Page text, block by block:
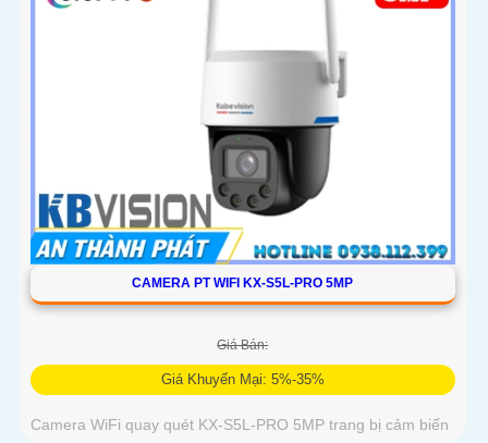
CAMERA PT WIFI KX-S5L-PRO 5MP
Giá Bán:
Giá Khuyến Mại: 5%-35%
Camera WiFi quay quét KX-S5L-PRO 5MP trang bị cảm biến